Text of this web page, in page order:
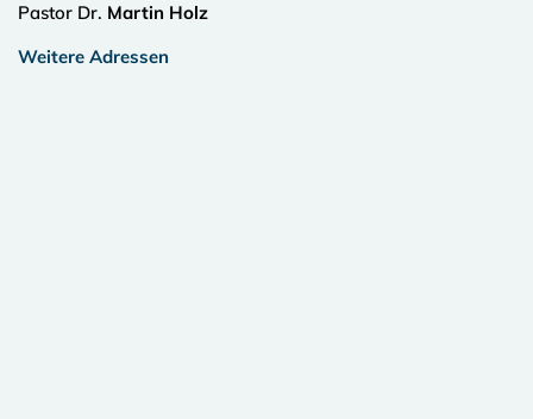
Pastor Dr. Martin Holz
Weitere Adressen